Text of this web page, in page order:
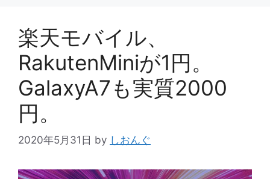
楽天モバイル、
RakutenMiniが1円。
GalaxyA7も実質2000
円。
2020年5月31日 by しおんぐ